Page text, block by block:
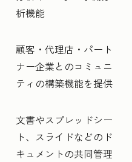
析機能
顧客・代理店・パート
ナー企業とのコミュニ
ティの構築機能を提供
文書やスプレッドシー
ト、スライドなどのド
キュメントの共同管理